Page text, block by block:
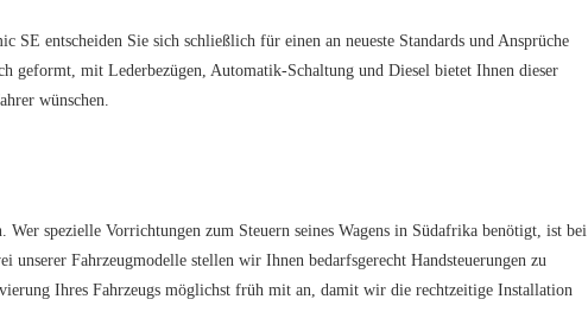
entscheiden Sie sich schließlich für einen an neueste Standards und Ansprüche
geformt, mit Lederbezügen, Automatik-Schaltung und Diesel bietet Ihnen dieser
wünschen.
spezielle Vorrichtungen zum Steuern seines Wagens in Südafrika benötigt, ist bei
unserer Fahrzeugmodelle stellen wir Ihnen bedarfsgerecht Handsteuerungen zu
Ihres Fahrzeugs möglichst früh mit an, damit wir die rechtzeitige Installation